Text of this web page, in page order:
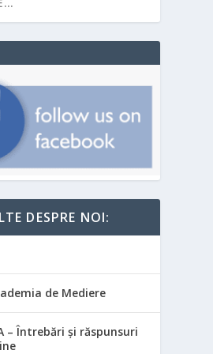
DESPRE NOI:
de Mediere
– Întrebări și răspunsuri